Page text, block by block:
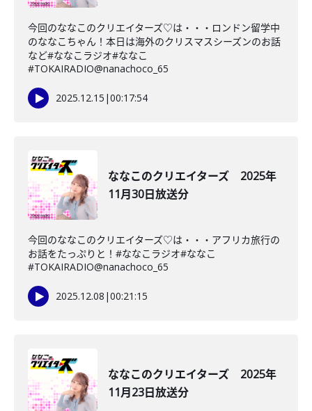
今回のななこのクリエイターズ♡は・・・ロンドン留学中
のななこちゃん！本日は海外のクリスマスシーズンのお話
など#ななこラジオ#ななこ
#TOKAIRADIO@nanachoco_65
2025.12.15 |00:17:54
ななこのクリエイターズ 2025年
11月30日放送分
今回のななこのクリエイターズ♡は・・・アフリカ旅行の
お話をたっぷりと！#ななこラジオ#ななこ
#TOKAIRADIO@nanachoco_65
2025.12.08 |00:21:15
ななこのクリエイターズ 2025年
11月23日放送分